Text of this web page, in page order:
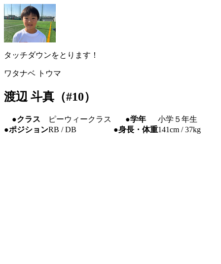
タッチダウンをとります！
ワタナベ トウマ
渡辺 斗真（#10）
●クラス ピーウィークラス ●学年
小学５年生
●ポジションRB / DB ●身長・体重141cm / 37kg